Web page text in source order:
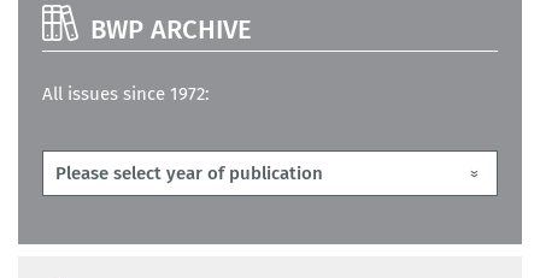
BWP ARCHIVE
All issues since 1972: